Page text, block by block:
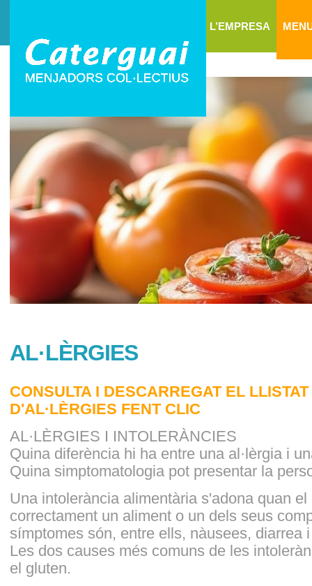
L’EMPRESA
AL·LÈRGIES
CONSULTA I DESCARREGAT EL LLISTAT
D'AL·LÈRGIES FENT CLIC
AL·LÈRGIES I INTOLERÀNCIES
Quina diferència hi ha entre una al·lèrgia i
Quina simptomatologia pot presentar la
Una intolerància alimentària s'adona quan
correctament un aliment o un dels seus
símptomes són, entre ells, nàusees, diarrea
Les dos causes més comuns de les
el gluten.